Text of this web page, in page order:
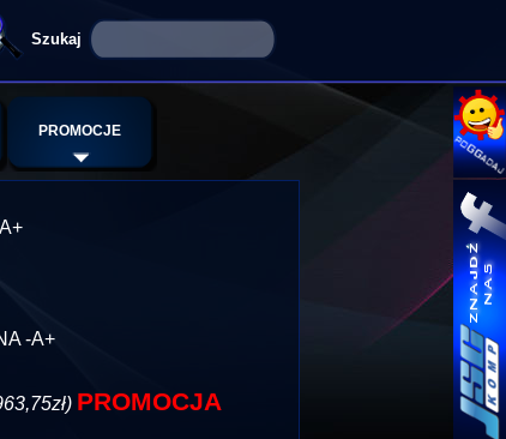
PROMOCJE
-A+
PROMOCJA